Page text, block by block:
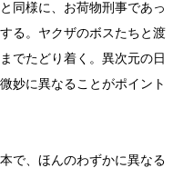
同様に、お荷物刑事であっ
る。ヤクザのボスたちと渡
でたどり着く。異次元の日
妙に異なることがポイント
で、ほんのわずかに異なる